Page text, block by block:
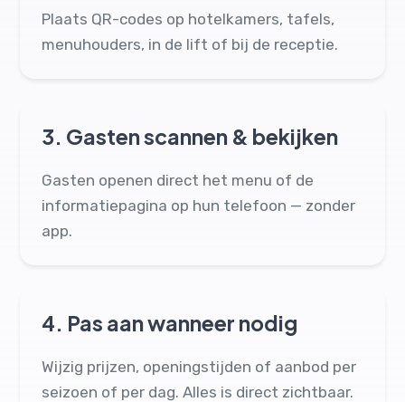
Plaats QR-codes op hotelkamers, tafels,
menuhouders, in de lift of bij de receptie.
3. Gasten scannen & bekijken
Gasten openen direct het menu of de
informatiepagina op hun telefoon — zonder
app.
4. Pas aan wanneer nodig
Wijzig prijzen, openingstijden of aanbod per
seizoen of per dag. Alles is direct zichtbaar.